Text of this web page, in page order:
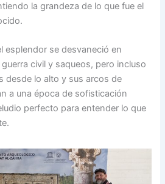
la grandeza de lo que fue el
esplendor se desvaneció en
civil y saqueos, pero incluso
desde lo alto y sus arcos de
a una época de sofisticación
perfecto para entender lo que